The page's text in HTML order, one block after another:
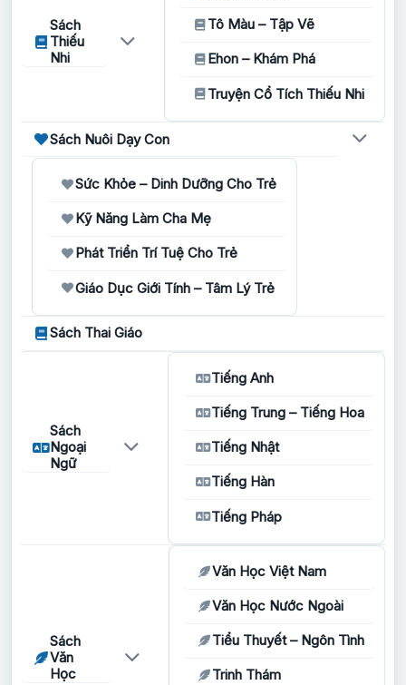
Sách
Thiếu
Nhi
Tô Màu – Tập Vẽ
Ehon – Khám Phá
Truyện Cổ Tích Thiếu Nhi
Sách Nuôi Dạy Con
Sức Khỏe – Dinh Dưỡng Cho Trẻ
Kỹ Năng Làm Cha Mẹ
Phát Triển Trí Tuệ Cho Trẻ
Giáo Dục Giới Tính – Tâm Lý Trẻ
Sách Thai Giáo
Sách
Ngoại
Ngữ
Tiếng Anh
Tiếng Trung – Tiếng Hoa
Tiếng Nhật
Tiếng Hàn
Tiếng Pháp
Sách
Văn
Học
Văn Học Việt Nam
Văn Học Nước Ngoài
Tiểu Thuyết – Ngôn Tình
Trinh Thám